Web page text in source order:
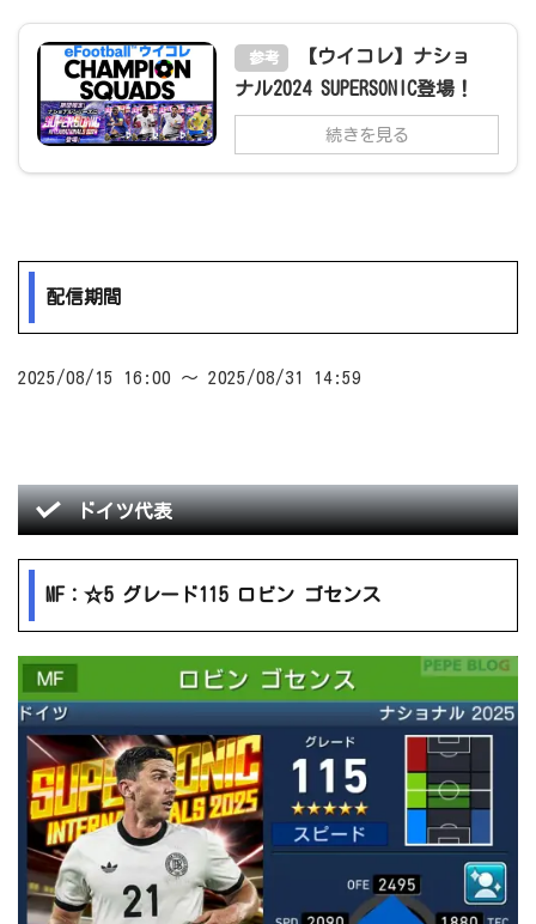
参考
【ウイコレ】ナショ
ナル2024 SUPERSONIC登場！
続きを見る
配信期間
2025/08/15 16:00 ～ 2025/08/31 14:59
ドイツ代表
MF：☆5 グレード115 ロビン ゴセンス